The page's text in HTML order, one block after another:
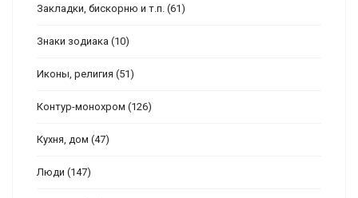
Закладки, бискорню и т.п. (61)
Знаки зодиака (10)
Иконы, религия (51)
Контур-монохром (126)
Кухня, дом (47)
Люди (147)